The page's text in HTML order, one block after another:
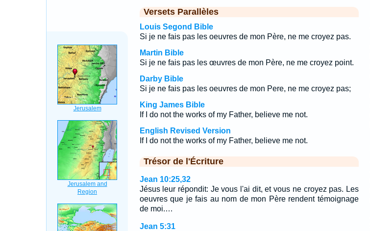
Versets Parallèles
Louis Segond Bible
Si je ne fais pas les oeuvres de mon Père, ne me croyez pas.
Martin Bible
Si je ne fais pas les œuvres de mon Père, ne me croyez point.
Darby Bible
Si je ne fais pas les oeuvres de mon Pere, ne me croyez pas;
King James Bible
If I do not the works of my Father, believe me not.
English Revised Version
If I do not the works of my Father, believe me not.
Trésor de l'Écriture
Jean 10:25,32
Jésus leur répondit: Je vous l'ai dit, et vous ne croyez pas. Les
oeuvres que je fais au nom de mon Père rendent témoignage
de moi.…
Jean 5:31